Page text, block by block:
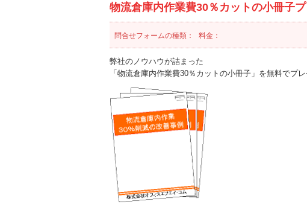
物流倉庫内作業費30％カットの小冊子
問合せフォームの種類： 料金：
弊社のノウハウが詰まった
「物流倉庫内作業費30％カットの小冊子」を無料でプ